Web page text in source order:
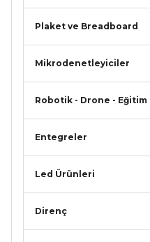
Plaket ve Breadboard
Mikrodenetleyiciler
Robotik - Drone - Eğitim
Entegreler
Led Ürünleri
Direnç